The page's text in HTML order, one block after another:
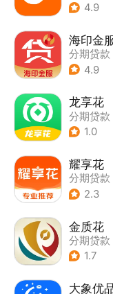
4.9
海印金
分期贷款
4.9
龙享花
分期贷款
1.0
耀享花
分期贷款
2.3
金质花
分期贷款
1.7
大象优